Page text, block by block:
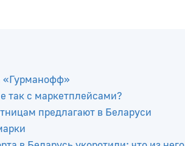
«Гурманофф»
так с маркетплейсами?
предлагают в Беларуси